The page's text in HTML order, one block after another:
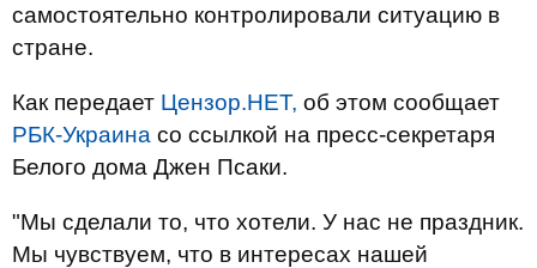
самостоятельно контролировали ситуацию в
стране.
Как передает Цензор.НЕТ, об этом сообщает
РБК-Украина со ссылкой на пресс-секретаря
Белого дома Джен Псаки.
"Мы сделали то, что хотели. У нас не праздник.
Мы чувствуем, что в интересах нашей